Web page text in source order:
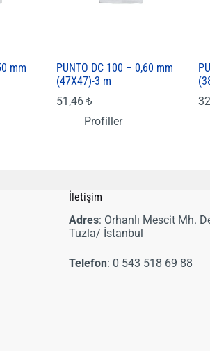
mm
PUNTO DC 100 – 0,60 mm
(47X47)-3 m
51,46₺
Profiller
İletişim
Adres: Orhanlı Mescit Mh.
Tuzla/ İstanbul
Telefon: 0 543 518 69 88